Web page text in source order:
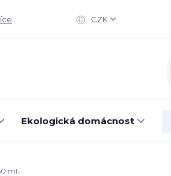
CZK
Ekologická domácnost
ml.